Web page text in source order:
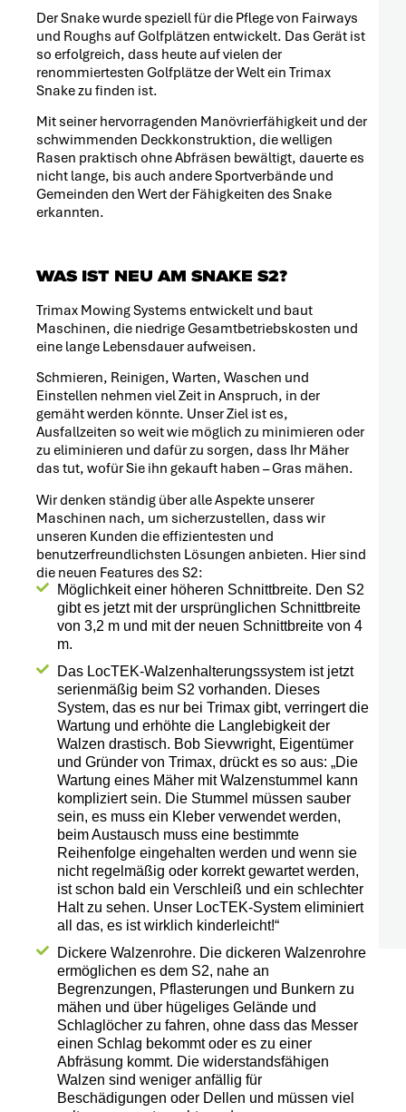
Der Snake wurde speziell für die Pflege von Fairways
und Roughs auf Golfplätzen entwickelt. Das Gerät ist
so erfolgreich, dass heute auf vielen der
renommiertesten Golfplätze der Welt ein Trimax
Snake zu finden ist.
Mit seiner hervorragenden Manövrierfähigkeit und der
schwimmenden Deckkonstruktion, die welligen
Rasen praktisch ohne Abfräsen bewältigt, dauerte es
nicht lange, bis auch andere Sportverbände und
Gemeinden den Wert der Fähigkeiten des Snake
erkannten.
WAS IST NEU AM SNAKE S2?
Trimax Mowing Systems entwickelt und baut
Maschinen, die niedrige Gesamtbetriebskosten und
eine lange Lebensdauer aufweisen.
Schmieren, Reinigen, Warten, Waschen und
Einstellen nehmen viel Zeit in Anspruch, in der
gemäht werden könnte. Unser Ziel ist es,
Ausfallzeiten so weit wie möglich zu minimieren oder
zu eliminieren und dafür zu sorgen, dass Ihr Mäher
das tut, wofür Sie ihn gekauft haben – Gras mähen.
Wir denken ständig über alle Aspekte unserer
Maschinen nach, um sicherzustellen, dass wir
unseren Kunden die effizientesten und
benutzerfreundlichsten Lösungen anbieten. Hier sind
die neuen Features des S2:
Möglichkeit einer höheren Schnittbreite. Den S2
gibt es jetzt mit der ursprünglichen Schnittbreite
von 3,2 m und mit der neuen Schnittbreite von 4
m.
Das LocTEK-Walzenhalterungssystem ist jetzt
serienmäßig beim S2 vorhanden. Dieses
System, das es nur bei Trimax gibt, verringert die
Wartung und erhöhte die Langlebigkeit der
Walzen drastisch. Bob Sievwright, Eigentümer
und Gründer von Trimax, drückt es so aus: „Die
Wartung eines Mäher mit Walzenstummel kann
kompliziert sein. Die Stummel müssen sauber
sein, es muss ein Kleber verwendet werden,
beim Austausch muss eine bestimmte
Reihenfolge eingehalten werden und wenn sie
nicht regelmäßig oder korrekt gewartet werden,
ist schon bald ein Verschleiß und ein schlechter
Halt zu sehen. Unser LocTEK-System eliminiert
all das, es ist wirklich kinderleicht!“
Dickere Walzenrohre. Die dickeren Walzenrohre
ermöglichen es dem S2, nahe an
Begrenzungen, Pflasterungen und Bunkern zu
mähen und über hügeliges Gelände und
Schlaglöcher zu fahren, ohne dass das Messer
einen Schlag bekommt oder es zu einer
Abfräsung kommt. Die widerstandsfähigen
Walzen sind weniger anfällig für
Beschädigungen oder Dellen und müssen viel